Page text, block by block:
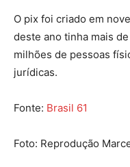
O pix foi criado em
deste ano tinha mais
milhões de pessoas
jurídicas.
Fonte: Brasil 61
Foto: Reprodução